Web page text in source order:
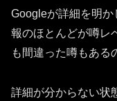
Googleが詳細を明
報のほとんどが噂レ
も間違った噂もある
詳細が分からない状